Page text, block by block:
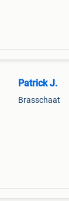
Patrick J.
Brasschaat